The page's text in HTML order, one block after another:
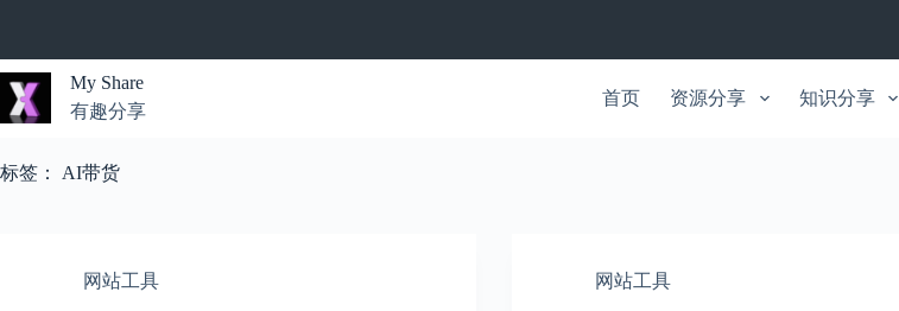
内
容
无
果
My Share
有趣分享
首页 资源分享 知识分享
标签： AI带货
网站工具 网站工具